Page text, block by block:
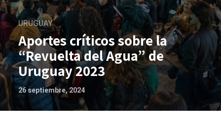
URUGUAY
Aportes críticos sobre la
“Revuelta del Agua” de
Uruguay 2023
26 septiembre, 2024